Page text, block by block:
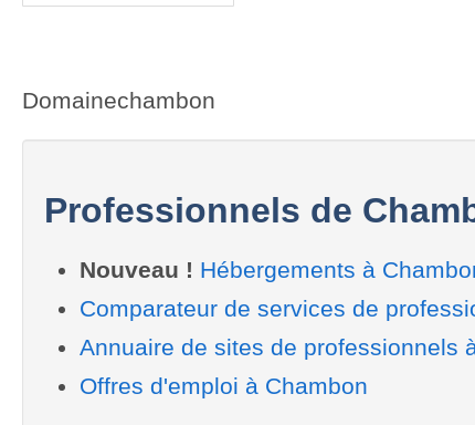
Domainechambon
Professionnels de
Nouveau ! Hébergements à
Comparateur de services de
Annuaire de sites de professionnels
Offres d'emploi à Chambon